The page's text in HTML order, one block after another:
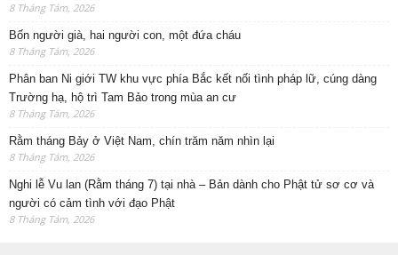
8 Tháng Tám, 2026
Bốn người già, hai người con, một đứa cháu
8 Tháng Tám, 2026
Phân ban Ni giới TW khu vực phía Bắc kết nối tình pháp lữ, cúng dàng
Trường hạ, hộ trì Tam Bảo trong mùa an cư
8 Tháng Tám, 2026
Rằm tháng Bảy ở Việt Nam, chín trăm năm nhìn lại
8 Tháng Tám, 2026
Nghi lễ Vu lan (Rằm tháng 7) tại nhà – Bản dành cho Phật tử sơ cơ và
người có cảm tình với đạo Phật
8 Tháng Tám, 2026